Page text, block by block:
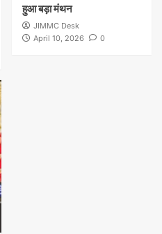
हुआ बड़ा मंथन
JIMMC Desk
April 10, 2026
0